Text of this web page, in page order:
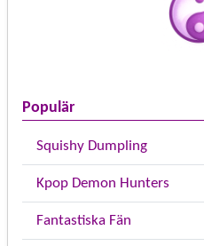
Populär
Squishy Dumpling
Kpop Demon Hunters
Fantastiska Fän